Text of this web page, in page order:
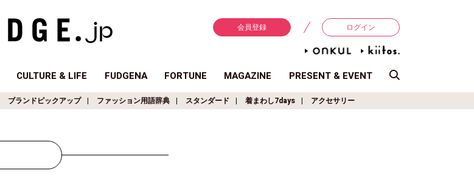
会員登録 ログイン
CULTURE & LIFE FUDGENA FORTUNE MAGAZINE PRESENT & EVENT
ブランドピックアップ ファッション用語辞典 スタンダード 着まわし7days アクセサリー